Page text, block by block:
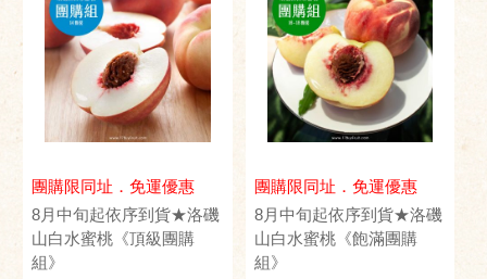
團購限同址．免運優惠
8月中旬起依序到貨★洛磯
山白水蜜桃《頂級團購
組》
團購限同址．免運優惠
8月中旬起依序到貨★洛磯
山白水蜜桃《飽滿團購
組》